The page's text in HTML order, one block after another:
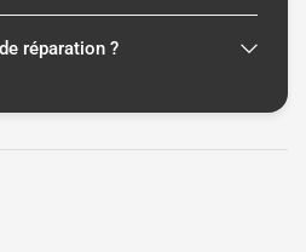
réparation ?